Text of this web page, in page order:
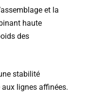
et la
haute
des
stabilité
lignes affinées.